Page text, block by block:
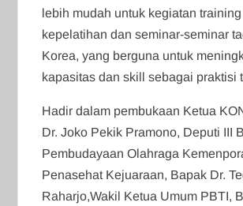
lebih mudah untuk kegiatan training
kepelatihan dan seminar-seminar
Korea, yang berguna untuk
kapasitas dan skill sebagai praktisi
Hadir dalam pembukaan Ketua
Dr. Joko Pekik Pramono, Deputi III
Pembudayaan Olahraga
Penasehat Kejuaraan, Bapak Dr.
Raharjo,Wakil Ketua Umum PBTI,